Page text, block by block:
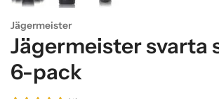
Jägermeister
Jägermeister svarta
6-pack